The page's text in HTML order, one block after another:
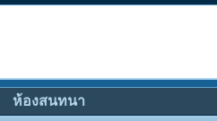
ห้องสนทนา